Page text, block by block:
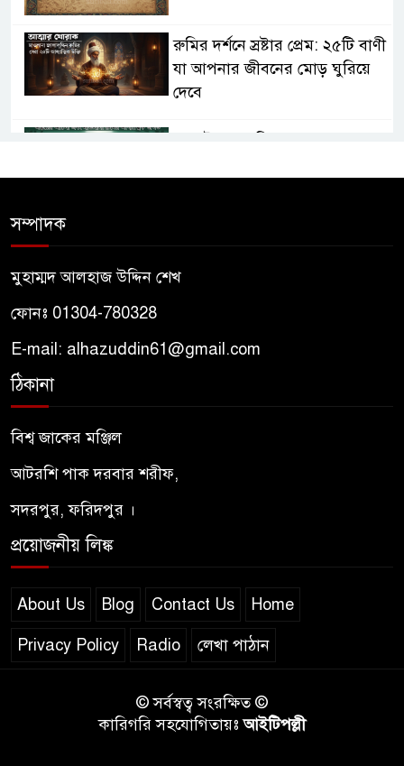
রুমির দর্শনে স্রষ্টার প্রেম: ২৫টি বাণী
যা আপনার জীবনের মোড় ঘুরিয়ে
দেবে
তাসাউফ ও সুফিবাদ: অন্তরের আলো
হওয়া উচিত? – আদাবুল মুরিদ
পীরের প্রতি মুরিদের আদব –
হাদিসের আলোকে শেষ যুগের
ভয়ংকর জাতি
সম্পাদক
মুহাম্মদ আলহাজ উদ্দিন শেখ
ফোনঃ 01304-780328
E-mail: alhazuddin61@gmail.com
ঠিকানা
বিশ্ব জাকের মঞ্জিল
আটরশি পাক দরবার শরীফ,
সদরপুর, ফরিদপুর ।
প্রয়োজনীয় লিঙ্ক
About Us Blog Contact Us Home
Privacy Policy Radio লেখা পাঠান
© সর্বস্বত্ব সংরক্ষিত ©
কারিগরি সহযোগিতায়ঃআইটিপল্লী